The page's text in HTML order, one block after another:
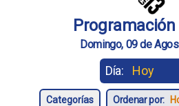
Programación
Domingo, 09 de
Día:
Ordenar por: